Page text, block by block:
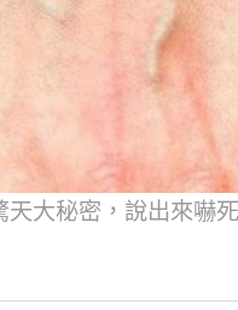
大秘密，說出來嚇死